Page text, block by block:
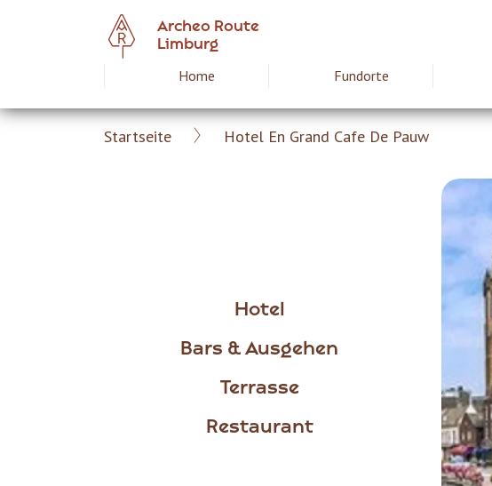
Archeo Route
Limburg
Hoofdnavigatie
Archeoroute
Home Fundorte
Breadcrumb
Startseite Hotel En Grand Cafe De Pauw
Hotel
Bars & Ausgehen
Terrasse
Restaurant